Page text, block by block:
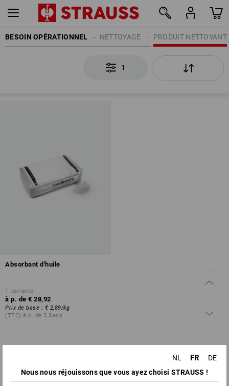
BESOIN OPÉRATIONNEL PRODUIT NETTOYANT
NETTOYAGE
1
Absorbant d'huile
1 variante
à p. de € 28,92
Prix de base : € 2,89/kg
(TTC) à p. de 5 Sacs
NL FR
DE
Nous nous réjouissons que vous ayez choisi STRAUSS !